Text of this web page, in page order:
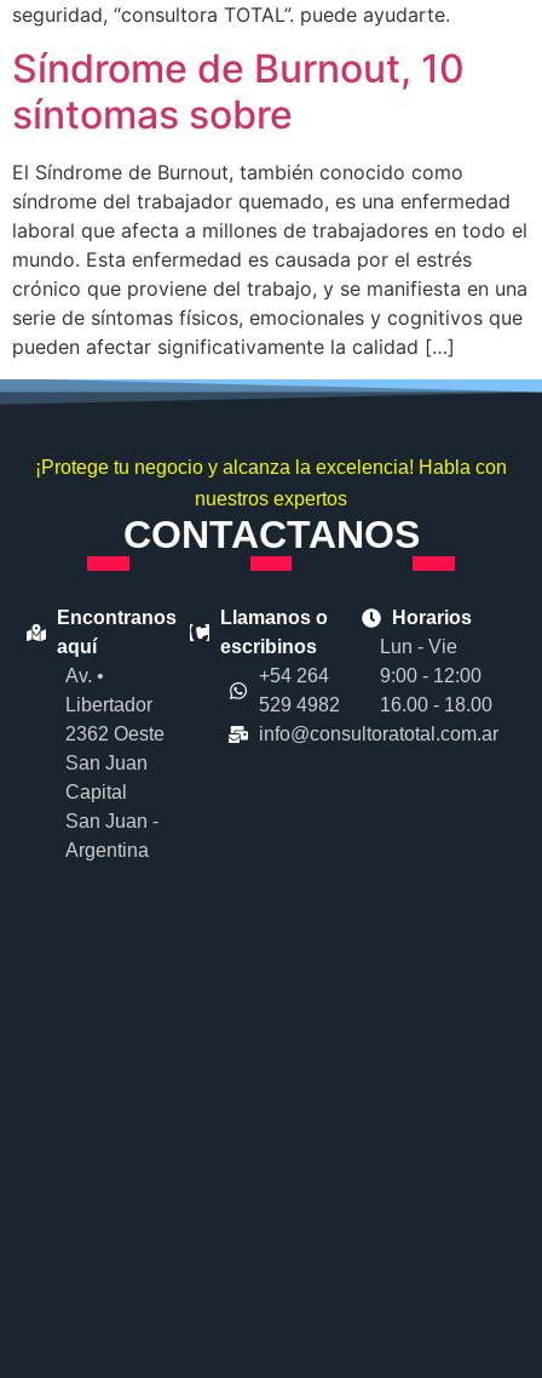
seguridad, “consultora TOTAL”. puede ayudarte.
Síndrome de Burnout, 10
síntomas sobre
El Síndrome de Burnout, también conocido como
síndrome del trabajador quemado, es una enfermedad
laboral que afecta a millones de trabajadores en todo el
mundo. Esta enfermedad es causada por el estrés
crónico que proviene del trabajo, y se manifiesta en una
serie de síntomas físicos, emocionales y cognitivos que
pueden afectar significativamente la calidad […]
¡Protege tu negocio y alcanza la excelencia! Habla con
nuestros expertos
CONTACTANOS
Encontranos
aquí
Av. •
Libertador
2362 Oeste
San Juan
Capital
San Juan -
Argentina
Llamanos o
escribinos
+54 264
529 4982
info@consultoratotal.com.ar
Horarios
Lun - Vie
9:00 - 12:00
16.00 - 18.00